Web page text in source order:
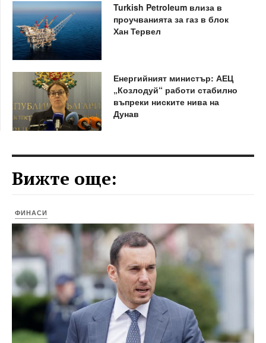
Turkish Petroleum влиза в
проучванията за газ в блок
Хан Тервел
Енергийният министър: АЕЦ
„Козлодуй“ работи стабилно
въпреки ниските нива на
Дунав
Вижте още:
ФИНАСИ